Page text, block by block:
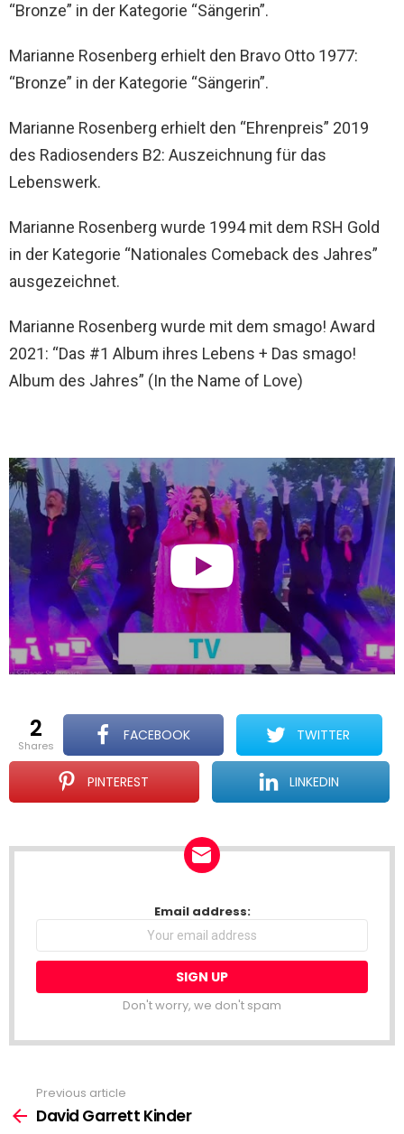
“Bronze” in der Kategorie “Sängerin”.
Marianne Rosenberg erhielt den Bravo Otto 1977:
“Bronze” in der Kategorie “Sängerin”.
Marianne Rosenberg erhielt den “Ehrenpreis” 2019
des Radiosenders B2: Auszeichnung für das
Lebenswerk.
Marianne Rosenberg wurde 1994 mit dem RSH Gold
in der Kategorie “Nationales Comeback des Jahres”
ausgezeichnet.
Marianne Rosenberg wurde mit dem smago! Award
2021: “Das #1 Album ihres Lebens + Das smago!
Album des Jahres” (In the Name of Love)
2
shares
FACEBOOK TWITTER
PINTEREST LINKEDIN
NEWSLETTER Email address:
Don't worry, we don't spam
more
Previous article
David Garrett Kinder